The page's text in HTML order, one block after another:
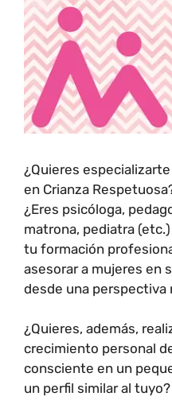
¿Quieres especializarte
en Crianza
¿Eres psicóloga,
matrona, pediatra
tu formación
asesorar a mujeres en
desde una perspectiva
¿Quieres, además,
crecimiento personal
consciente en un
un perfil similar al tuyo?